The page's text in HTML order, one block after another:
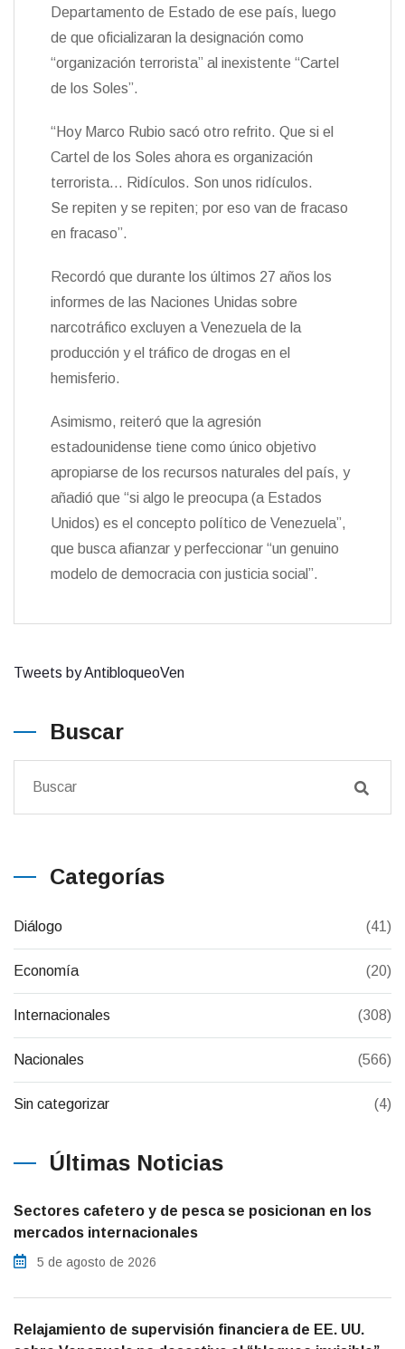
Departamento de Estado de ese país, luego
de que oficializaran la designación como
“organización terrorista” al inexistente “Cartel
de los Soles”.
“Hoy Marco Rubio sacó otro refrito. Que si el
Cartel de los Soles ahora es organización
terrorista… Ridículos. Son unos ridículos.
Se repiten y se repiten; por eso van de fracaso
en fracaso”.
Recordó que durante los últimos 27 años los
informes de las Naciones Unidas sobre
narcotráfico excluyen a Venezuela de la
producción y el tráfico de drogas en el
hemisferio.
Asimismo, reiteró que la agresión
estadounidense tiene como único objetivo
apropiarse de los recursos naturales del país, y
añadió que “si algo le preocupa (a Estados
Unidos) es el concepto político de Venezuela”,
que busca afianzar y perfeccionar “un genuino
modelo de democracia con justicia social”.
Tweets by AntibloqueoVen
Buscar
Categorías
Diálogo (41)
Economía (20)
Internacionales (308)
Nacionales (566)
Sin categorizar (4)
Últimas Noticias
Sectores cafetero y de pesca se posicionan en los
mercados internacionales
5 de agosto de 2026
Relajamiento de supervisión financiera de EE. UU.